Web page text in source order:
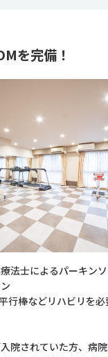
を完備！
法士によるパーキン
行棒などリハビリを必
院されていた方、病